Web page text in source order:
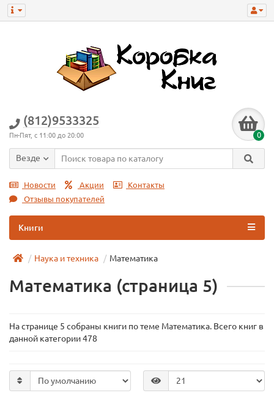
(812)9533325
Пн-Пят, с 11:00 до 20:00 0
Везде
Новости Акции
Контакты
Отзывы покупателей
Книги
Наука и техника Математика
Математика (страница 5)
На странице 5 собраны книги по теме Математика. Всего книг в
данной категории 478